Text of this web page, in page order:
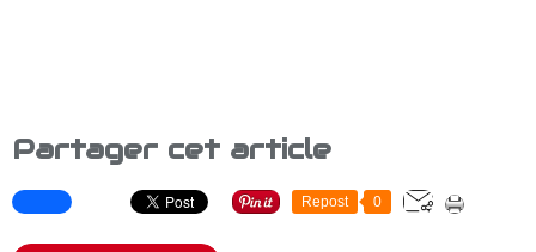
Partager cet article
Repost 0